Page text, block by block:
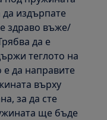
да издърпате
здраво въже/
да е
теглото на
да направите
върху
за да сте
ще бъде